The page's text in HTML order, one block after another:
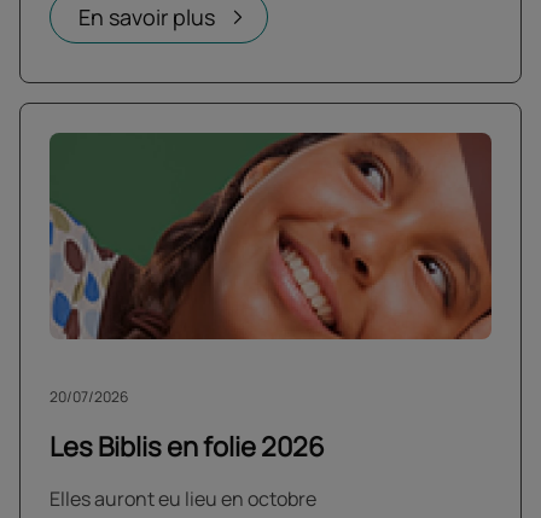
En savoir plus
Les Biblis en folie 2026
20/07/2026
Elles auront eu lieu en octobre